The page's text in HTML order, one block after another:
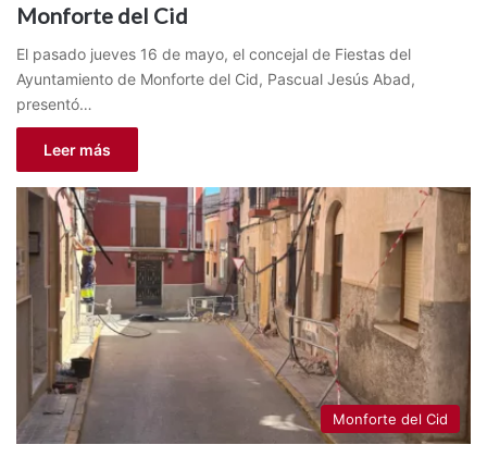
Monforte del Cid
El pasado jueves 16 de mayo, el concejal de Fiestas del
Ayuntamiento de Monforte del Cid, Pascual Jesús Abad,
presentó…
Leer más
Monforte del Cid